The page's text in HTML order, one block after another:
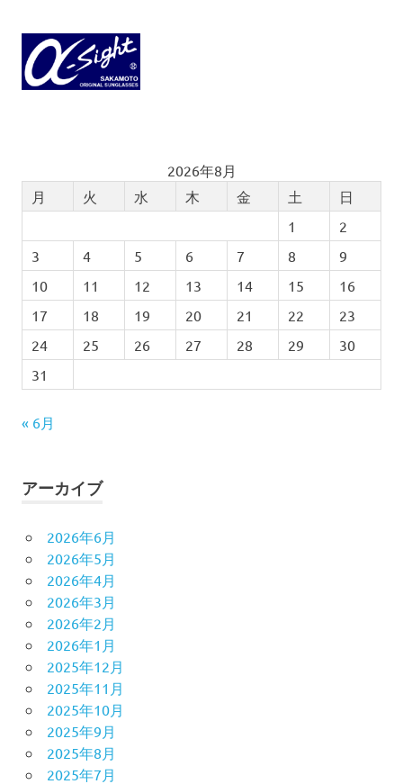
2026年8月
月
火 水 木 金 土
日
1
2
3
4 5 6 7 8
9
10
11 12 13 14 15
16
17
18 19 20 21 22
23
24
25 26 27 28 29
30
31
« 6月
アーカイブ
2026年6月
2026年5月
2026年4月
2026年3月
2026年2月
2026年1月
2025年12月
2025年11月
2025年10月
2025年9月
2025年8月
2025年7月